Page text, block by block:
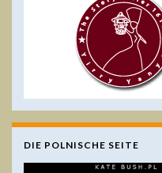
DIE POLNISCHE SEITE